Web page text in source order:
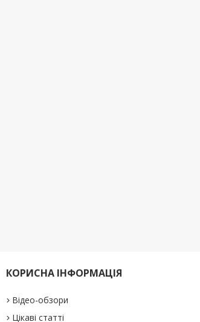
КОРИСНА ІНФОРМАЦІЯ
Відео-обзори
Цікаві статті